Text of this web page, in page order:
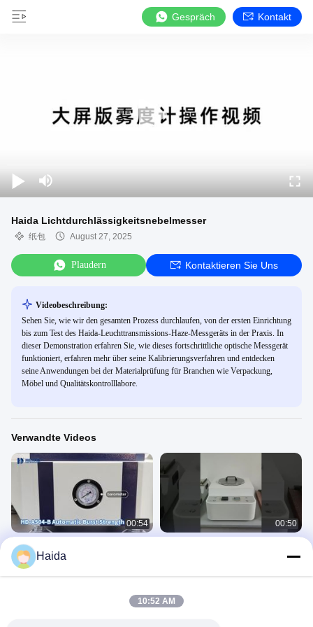
Gespräch Kontakt
Haida Lichtdurchlässigkeitsnebelmesser
纸包 August 27, 2025
Plaudern Kontaktieren Sie Uns
Videobeschreibung:
Sehen Sie, wie wir den gesamten Prozess durchlaufen, von der ersten Einrichtung
bis zum Test des Haida-Leuchttransmissions-Haze-Messgeräts in der Praxis. In
dieser Demonstration erfahren Sie, wie dieses fortschrittliche optische Messgerät
funktioniert, erfahren mehr über seine Kalibrierungsverfahren und entdecken
seine Anwendungen bei der Materialprüfung für Branchen wie Verpackung,
Möbel und Qualitätskontrolllabore.
Verwandte Videos
00:54
Automatischer Berstfestigkeitsprüfer
HD-A504-B
纸包
00:50
Haida
10:52 AM